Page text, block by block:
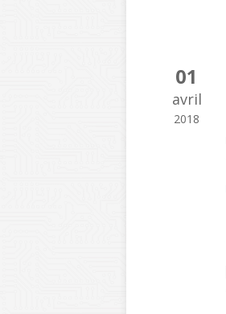
01
avril
2018